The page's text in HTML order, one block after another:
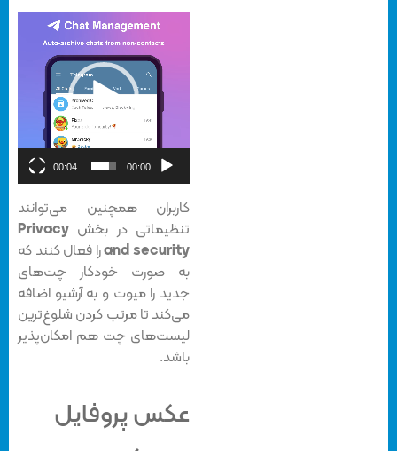
00:00
کاربران همچنین می‌توانند
تنظیماتی در بخشPrivacy
and securityرا فعال کنند که
به صورت خودکار چت‌های
جدید را میوت و به آرشیو اضافه
می‌کند تا مرتب کردن شلوغ‌ترین
لیست‌های چت هم امکان‌پذیر
باشد.
عکس پروفایل